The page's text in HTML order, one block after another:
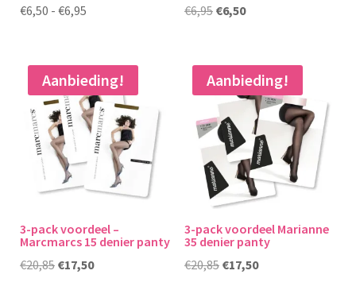
€6,50 - €6,95
€6,95
€6,95 Oorspronkelijke
€6,95.
€6,50Huidige
€6,50.
Aanbieding!
3-pack voordeel –
Marcmarcs 15 denier panty
€20,85 Oorspronkelijke
€17,50Huidige
Aanbieding!
3-pack voordeel Marianne
35 denier panty
€20,85 Oorspronkelijke
€17,50Huidige